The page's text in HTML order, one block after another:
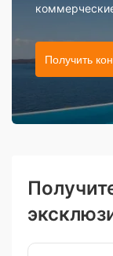
Получить